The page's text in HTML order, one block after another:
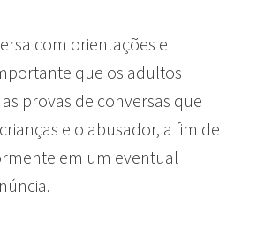
com orientações e
que os adultos
provas de conversas que
e o abusador, a fim de
em um eventual